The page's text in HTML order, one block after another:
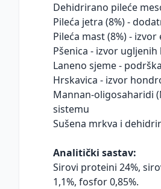
Dehidrirano pileće
Pileća jetra (8%) -
Pileća mast (8%) -
Pšenica - izvor
Laneno sjeme -
Hrskavica - izvor
Mannan-oligosaharidi
sistemu
Sušena mrkva i
Analitički sastav:
Sirovi proteini 24%,
1,1%, fosfor 0,85%.